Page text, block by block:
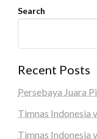
Search
Recent Posts
Persebaya Juara
Timnas Indonesia
Timnas Indonesia